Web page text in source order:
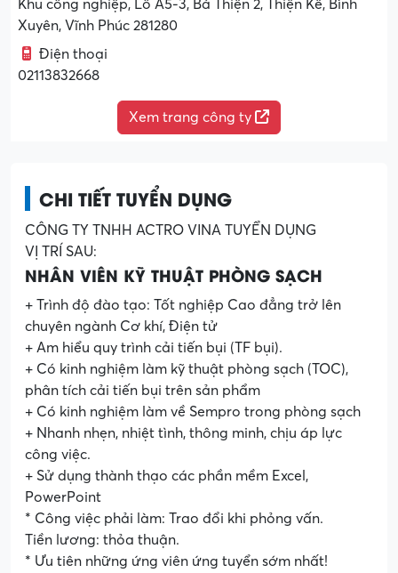
Khu công nghiệp, Lô A5-3, Bá Thiện 2, Thiện Kế, Bình
Xuyên, Vĩnh Phúc 281280
Điện thoại
02113832668
Xem trang công ty
CHI TIẾT TUYỂN DỤNG
CÔNG TY TNHH ACTRO VINA TUYỂN DỤNG
VỊ TRÍ SAU:
NHÂN VIÊN KỸ THUẬT PHÒNG SẠCH
+ Trình độ đào tạo: Tốt nghiệp Cao đẳng trở lên
chuyên ngành Cơ khí, Điện tử
+ Am hiểu quy trình cải tiến bụi (TF bụi).
+ Có kinh nghiệm làm kỹ thuật phòng sạch (TOC),
phân tích cải tiến bụi trên sản phẩm
+ Có kinh nghiệm làm về Sempro trong phòng sạch
+ Nhanh nhẹn, nhiệt tình, thông minh, chịu áp lực
công việc.
+ Sử dụng thành thạo các phần mềm Excel,
PowerPoint
* Công việc phải làm: Trao đổi khi phỏng vấn.
Tiền lương: thỏa thuận.
* Ưu tiên những ứng viên ứng tuyển sớm nhất!